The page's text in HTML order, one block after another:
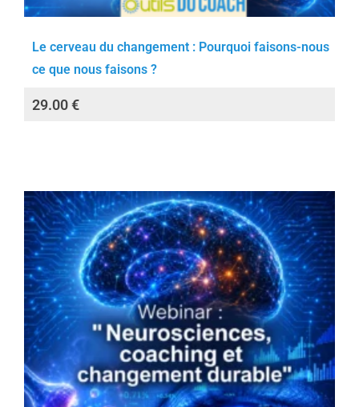
Le cerveau du changement : Pourquoi faisons-nous
ce que nous faisons ?
29.00€